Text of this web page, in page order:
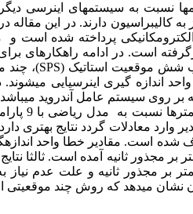
نسبت به سیستم­های اینرسی
کالیبراسیون دارند. در این مقاله
پرداخته شده است
است. در ادامه راهکارهای
شش موقعیت استاتیک (SPS)، چند
اندازه گیری اینرسیایی
روی سیستم عامل آندروید
12
وارد معادلات گردد نتایج
است. مقادیر خطا واحد
0.083140 و 0.082952 متر بر مجذور
0.146245، 0.161520 و 0.082345 متر بر مجذور
نشان می­دهد که روش چند